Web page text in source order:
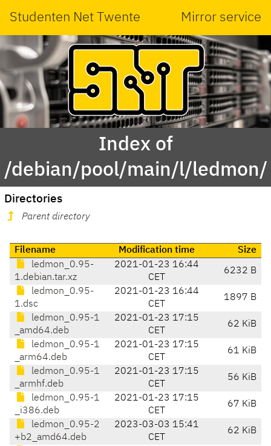
Studenten Net Twente Mirror service
Index of
/debian/pool/main/l/ledmon/
Directories
Parent directory
Filename Modification time
Size
ledmon_0.95-
1.debian.tar.xz
2021-01-23 16:44
CET
6232 B
ledmon_0.95-
1.dsc
2021-01-23 16:44
CET
1897 B
ledmon_0.95-1
_amd64.deb
2021-01-23 17:15
CET
62 KiB
ledmon_0.95-1
_arm64.deb
2021-01-23 17:15
CET
61 KiB
ledmon_0.95-1
_armhf.deb
2021-01-23 17:15
CET
56 KiB
ledmon_0.95-1
_i386.deb
2021-01-23 17:15
CET
67 KiB
ledmon_0.95-2
+b2_amd64.deb
2023-03-03 15:41
CET
62 KiB